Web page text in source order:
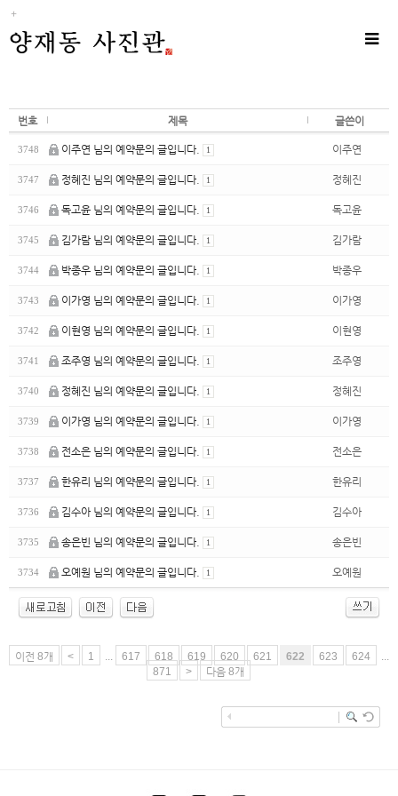
Toggle
번호 제목 글쓴이
3748 이주연 님의 예약문의 글입니다. 1 이주연
3747 정혜진 님의 예약문의 글입니다. 1 정혜진
3746 독고윤 님의 예약문의 글입니다. 1 독고윤
3745 김가람 님의 예약문의 글입니다. 1 김가람
3744 박종우 님의 예약문의 글입니다. 1 박종우
3743 이가영 님의 예약문의 글입니다. 1 이가영
3742 이현영 님의 예약문의 글입니다. 1 이현영
3741 조주영 님의 예약문의 글입니다. 1 조주영
3740 정혜진 님의 예약문의 글입니다. 1 정혜진
3739 이가영 님의 예약문의 글입니다. 1 이가영
3738 전소은 님의 예약문의 글입니다. 1 전소은
3737 한유리 님의 예약문의 글입니다. 1 한유리
3736 김수아 님의 예약문의 글입니다. 1 김수아
3735 송은빈 님의 예약문의 글입니다. 1 송은빈
3734 오예원 님의 예약문의 글입니다. 1 오예원
이전 8개 < 1 ... 617 618 619 620 621 622 623 624
...
871
> 다음 8개